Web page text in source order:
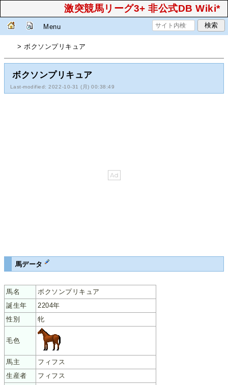
激突競馬リーグ3+ 非公式DB Wiki*
Menu
> ボクソンプリキュア
ボクソンプリキュア
Last-modified: 2022-10-31 (月) 00:38:49
馬データ
馬名
ボクソンプリキュア
誕生年
2204年
性別
牝
毛色
馬主
フィフス
生産者
フィフス